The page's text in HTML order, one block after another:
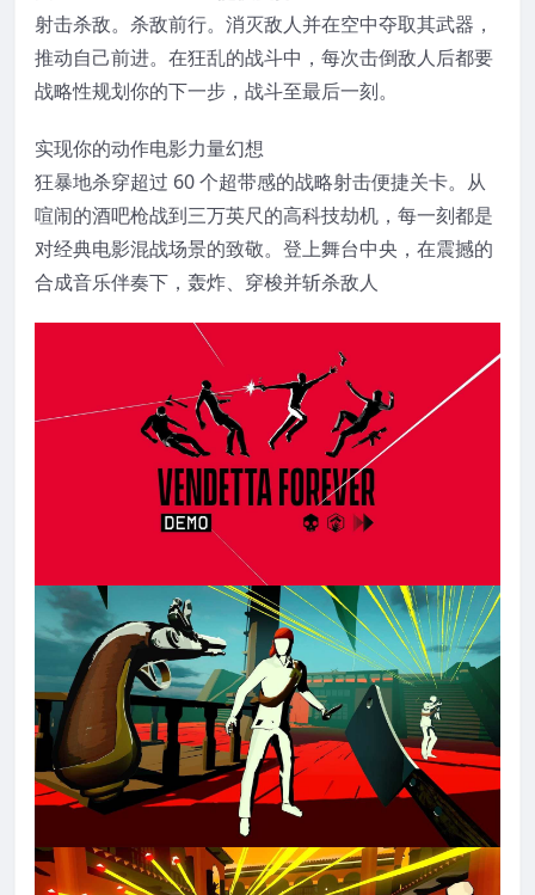
射击杀敌。杀敌前行。消灭敌人并在空中夺取其武器，
推动自己前进。在狂乱的战斗中，每次击倒敌人后都要
战略性规划你的下一步，战斗至最后一刻。
实现你的动作电影力量幻想
狂暴地杀穿超过 60 个超带感的战略射击便捷关卡。从
喧闹的酒吧枪战到三万英尺的高科技劫机，每一刻都是
对经典电影混战场景的致敬。登上舞台中央，在震撼的
合成音乐伴奏下，轰炸、穿梭并斩杀敌人